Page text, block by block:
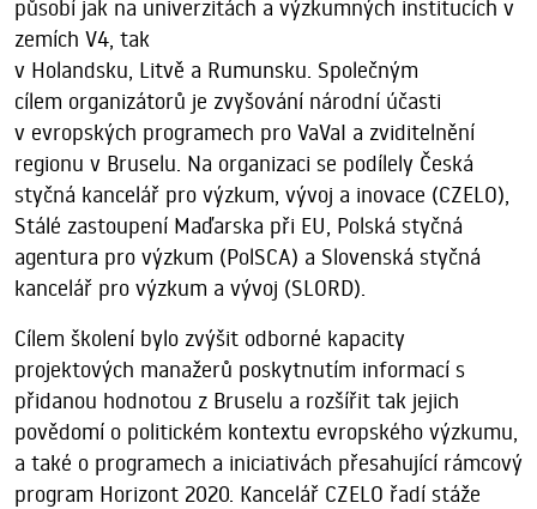
působí jak na univerzitách a výzkumných institucích v
zemích V4, tak
v Holandsku, Litvě a Rumunsku. Společným
cílem organizátorů je zvyšování národní účasti
v evropských programech pro VaVaI a zviditelnění
regionu v Bruselu. Na organizaci se podílely Česká
styčná kancelář pro výzkum, vývoj a inovace (CZELO),
Stálé zastoupení Maďarska při EU, Polská styčná
agentura pro výzkum (PolSCA) a Slovenská styčná
kancelář pro výzkum a vývoj (SLORD).
Cílem školení bylo zvýšit odborné kapacity
projektových manažerů poskytnutím informací s
přidanou hodnotou z Bruselu a rozšířit tak jejich
povědomí o politickém kontextu evropského výzkumu,
a také o programech a iniciativách přesahující rámcový
program Horizont 2020. Kancelář CZELO řadí stáže